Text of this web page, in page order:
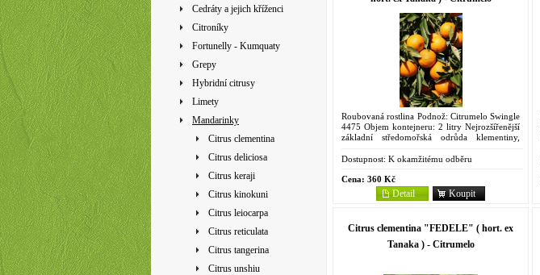
Cedráty a jejich kříženci
Citroníky
Fortunelly - Kumquaty
Grepy
Hybridní citrusy
Limety
Mandarinky
Citrus clementina
Citrus deliciosa
Citrus keraji
Citrus kinokuni
Citrus leiocarpa
Citrus reticulata
Citrus tangerina
Citrus unshiu
Roubovaná rostlina Podnož: Citrumelo Swingle
4475 Objem kontejneru: 2 litry Nejrozšířenější
základní středomořská odrůda klementiny,
ranější, jiné...
Dostupnost: K okamžitému odběru
Cena: 360 Kč
Koupit
Detail
Citrus clementina "FEDELE" ( hort. ex
Tanaka ) - Citrumelo